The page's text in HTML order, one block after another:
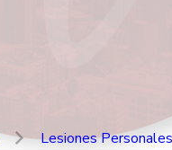
Lesiones Personales